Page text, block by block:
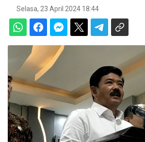
Selasa, 23 April 2024 18:44